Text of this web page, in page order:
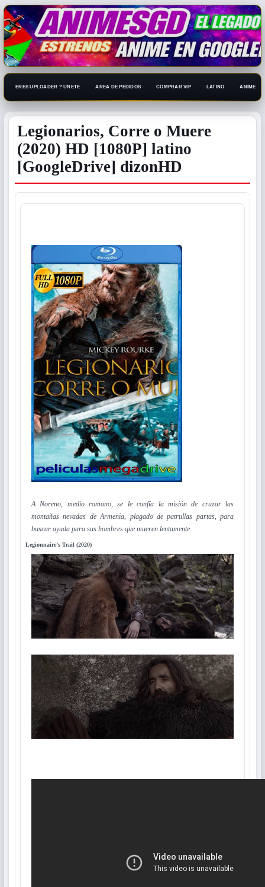
ERES UPLOADER ? UNETE AREA DE PEDIDOS COMPRAR VIP LATINO ANIME
Legionarios, Corre o Muere
(2020) HD [1080P] latino
[GoogleDrive] dizonHD
A Noreno, medio romano, se le confía la misión de cruzar las
montañas nevadas de Armenia, plagado de patrullas partas, para
buscar ayuda para sus hombres que mueren lentamente.
Legionnaire’s Trail (2020)